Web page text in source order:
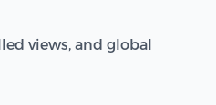
views, and global